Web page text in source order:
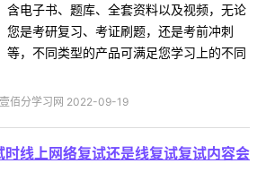
含电子书、题库、全套资料以及视频，无论
您是考研复习、考证刷题，还是考前冲刺
等，不同类型的产品可满足您学习上的不同
佰分学习网 2022-09-19
线上网络复试还是线复试复试内容会